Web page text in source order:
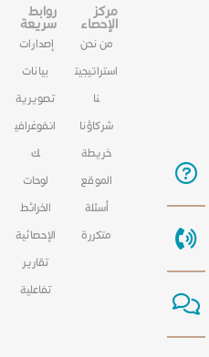
مركز
الإحصاء
من نحن
استراتيجيت
نا
شركاؤنا
خريطة
الموقع
أسئلة
متكررة
روابط
سريعة
إصدارات
بيانات
تصويرية
انفوغرافي
ك
لوحات
الخرائط
الإحصائية
تقارير
تفاعلية